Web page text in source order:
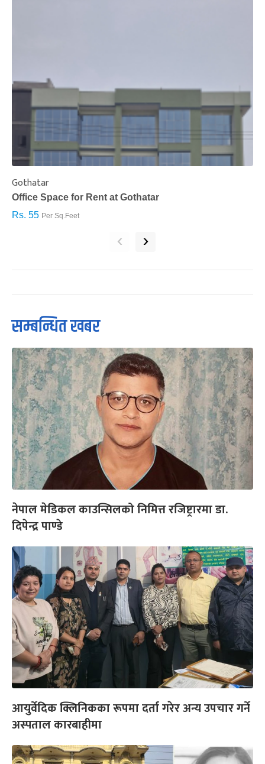
Gothatar
Office Space for Rent at Gothatar
Rs. 55 Per Sq.Feet
‹ ›
सम्बन्धित खबर
नेपाल मेडिकल काउन्सिलको निमित्त रजिष्ट्रारमा डा.
दिपेन्द्र पाण्डे
आयुर्वेदिक क्लिनिकका रूपमा दर्ता गरेर अन्य उपचार गर्ने
अस्पताल कारबाहीमा